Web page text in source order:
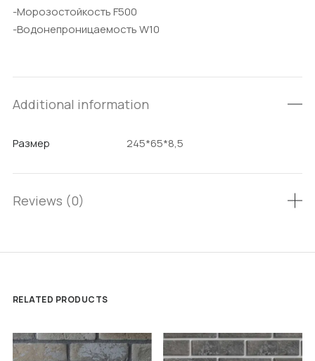
-Морозостойкость F500
-Водонепроницаемость W10
Additional information
Размер 245*65*8,5
Reviews (0)
RELATED PRODUCTS